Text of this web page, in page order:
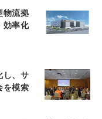
物流拠
効率化
し、サ
を模索